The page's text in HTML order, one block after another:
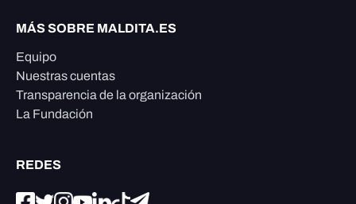
MÁS SOBRE MALDITA.ES
Equipo
Nuestras cuentas
Transparencia de la organización
La Fundación
REDES